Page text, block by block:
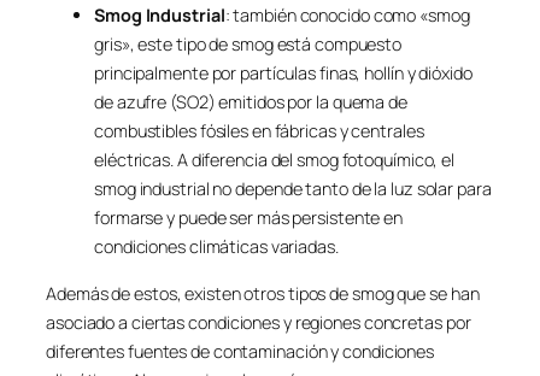
Smog Industrial: también conocido como «smog
gris», este tipo de smog está compuesto
principalmente por partículas finas, hollín y dióxido
de azufre (SO2) emitidos por la quema de
combustibles fósiles en fábricas y centrales
eléctricas. A diferencia del smog fotoquímico, el
smog industrial no depende tanto de la luz solar para
formarse y puede ser más persistente en
condiciones climáticas variadas.
Además de estos, existen otros tipos de smog que se han
asociado a ciertas condiciones y regiones concretas por
diferentes fuentes de contaminación y condiciones